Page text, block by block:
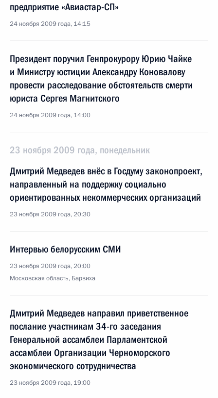
предприятие «Авиастар-СП»
24 ноября 2009 года, 14:15
Президент поручил Генпрокурору Юрию Чайке
и Министру юстиции Александру Коновалову
провести расследование обстоятельств смерти
юриста Сергея Магнитского
24 ноября 2009 года, 14:00
23 ноября 2009 года, понедельник
Дмитрий Медведев внёс в Госдуму законопроект,
направленный на поддержку социально
ориентированных некоммерческих организаций
23 ноября 2009 года, 20:30
Интервью белорусским СМИ
23 ноября 2009 года, 20:00
Московская область, Барвиха
Дмитрий Медведев направил приветственное
послание участникам 34-го заседания
Генеральной ассамблеи Парламентской
ассамблеи Организации Черноморского
экономического сотрудничества
23 ноября 2009 года, 19:00